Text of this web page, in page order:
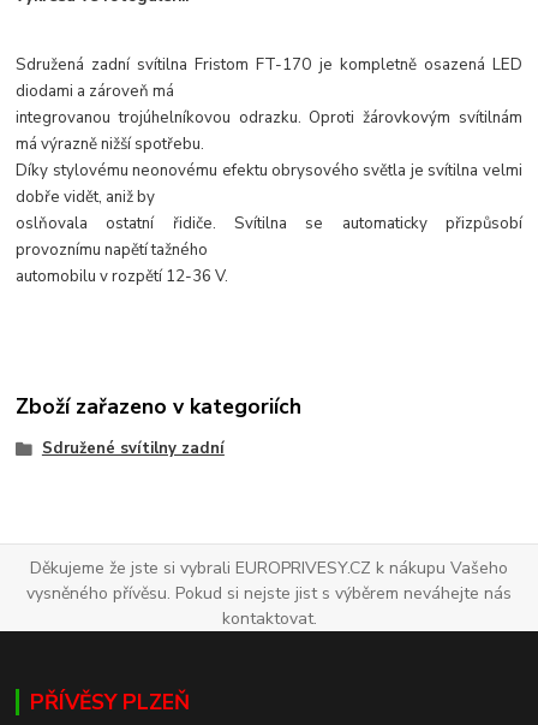
Sdružená zadní svítilna Fristom FT-170 je kompletně osazená LED
diodami a zároveň má
integrovanou trojúhelníkovou odrazku. Oproti žárovkovým svítilnám
má výrazně nižší spotřebu.
Díky stylovému neonovému efektu obrysového světla je svítilna velmi
dobře vidět, aniž by
oslňovala ostatní řidiče. Svítilna se automaticky přizpůsobí
provoznímu napětí tažného
automobilu v rozpětí 12-36 V.
Zboží zařazeno v kategoriích
Sdružené svítilny zadní
Děkujeme že jste si vybrali EUROPRIVESY.CZ k nákupu Vašeho
vysněného přívěsu. Pokud si nejste jist s výběrem neváhejte nás
kontaktovat.
PŘÍVĚSY PLZEŇ